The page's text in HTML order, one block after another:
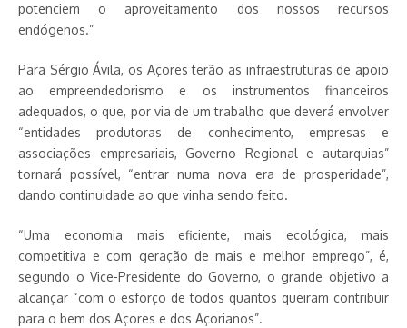
potenciem o aproveitamento dos nossos recursos
endógenos.”
Para Sérgio Ávila, os Açores terão as infraestruturas de apoio
ao empreendedorismo e os instrumentos financeiros
adequados, o que, por via de um trabalho que deverá envolver
“entidades produtoras de conhecimento, empresas e
associações empresariais, Governo Regional e autarquias”
tornará possível, “entrar numa nova era de prosperidade”,
dando continuidade ao que vinha sendo feito.
“Uma economia mais eficiente, mais ecológica, mais
competitiva e com geração de mais e melhor emprego”, é,
segundo o Vice-Presidente do Governo, o grande objetivo a
alcançar “com o esforço de todos quantos queiram contribuir
para o bem dos Açores e dos Açorianos”.